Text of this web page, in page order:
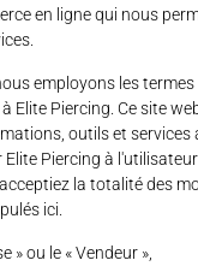
en ligne qui nous
employons les termes
Elite Piercing. Ce site
outils et services
Piercing à
la totalité des
ici.
» ou le « Vendeur »,